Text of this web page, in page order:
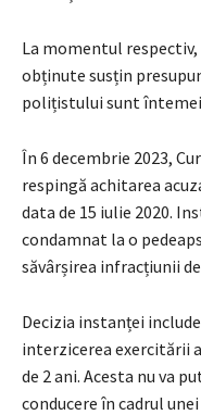
La momentul
obținute susțin
polițistului sunt
În 6 decembrie 2023,
respingă achitarea
data de 15 iulie 2020.
condamnat la o
săvârșirea infracțiunii
Decizia instanței
interzicerea exercitării
de 2 ani. Acesta nu va
conducere în cadrul